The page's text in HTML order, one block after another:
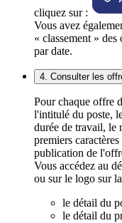
cliquez sur :
Vous avez
« classement »
par date.
4. Consulter les
Pour chaque offre
l'intitulé du poste,
durée de travail, le
premiers
publication de
Vous accédez au
ou sur le logo sur
le détail du
le détail du